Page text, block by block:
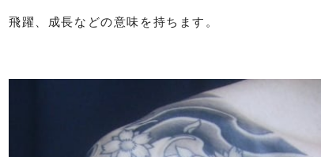
飛躍、成長などの意味を持ちます。